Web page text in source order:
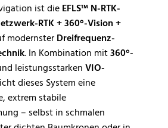
ist dieEFLS™ N-RTK-
RTK + 360°-Vision +
modernsterDreifrequenz-
. In Kombination mit360°-
leistungsstarkenVIO-
dieses System eine
extrem stabile
– selbst in schmalen